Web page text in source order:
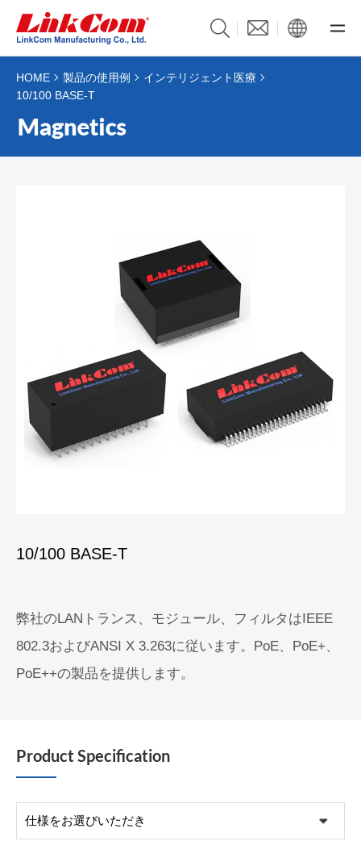
HOME 製品の使用例
インテリジェント医療
10/100 BASE-T
10/100 BASE-T
弊社のLANトランス、モジュール、フィルタはIEEE
802.3およびANSI X 3.263に従います。PoE、PoE+、
PoE++の製品を提供します。
Product Specification